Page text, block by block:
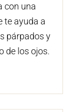
con una
te ayuda a
párpados y
de los ojos.